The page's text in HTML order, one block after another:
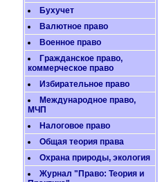
Бухучет
Валютное право
Военное право
Гражданское право,
коммерческое право
Избирательное право
Международное право,
МЧП
Налоговое право
Общая теория права
Охрана природы, экология
Журнал "Право: Теория и